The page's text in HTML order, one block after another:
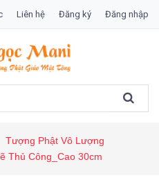
Liên hệ Đăng ký Đăng nhập
Tượng Phật Vô Lượng
Thủ Công_Cao 30cm